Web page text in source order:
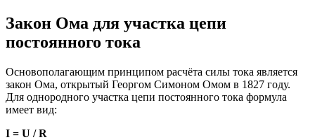
Закон Ома для участка цепи
постоянного тока
Основополагающим принципом расчёта силы тока является
закон Ома, открытый Георгом Симоном Омом в 1827 году.
Для однородного участка цепи постоянного тока формула
имеет вид:
I = U / R